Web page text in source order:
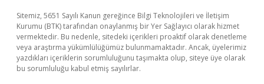
Sitemiz, 5651 Sayılı Kanun gereğince Bilgi Teknolojileri ve İletişim
Kurumu (BTK) tarafından onaylanmış bir Yer Sağlayıcı olarak hizmet
vermektedir. Bu nedenle, sitedeki içerikleri proaktif olarak denetleme
veya araştırma yükümlülüğümüz bulunmamaktadır. Ancak, üyelerimiz
yazdıkları içeriklerin sorumluluğunu taşımakta olup, siteye üye olarak
bu sorumluluğu kabul etmiş sayılırlar.